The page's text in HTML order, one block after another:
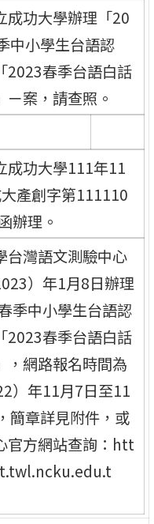
成功大學辦理「20
中小學生台語認
2023春季台語白話
ㄧ案，請查照。
成功大學111年11
產創字第111110
辦理。
台灣語文測驗中心
）年1月8日辦理
季中小學生台語認
2023春季台語白話
，網路報名時間為
）年11月7日至11
簡章詳見附件，或
官方網站查詢：htt